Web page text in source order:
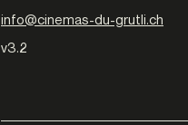
info@cinemas-du-grutli.ch
v3.2